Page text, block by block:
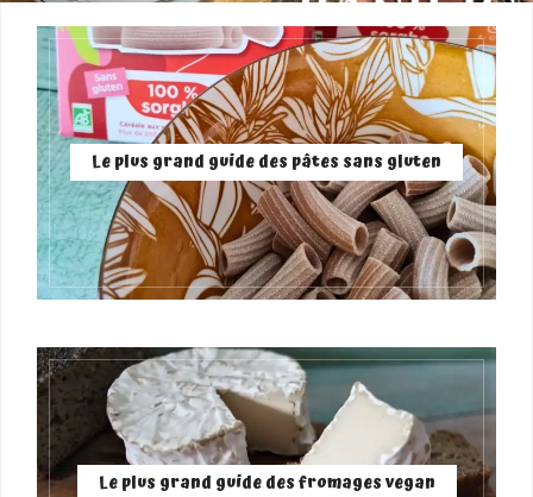
Le plus grand guide des pâtes sans gluten
Le plus grand guide des fromages vegan